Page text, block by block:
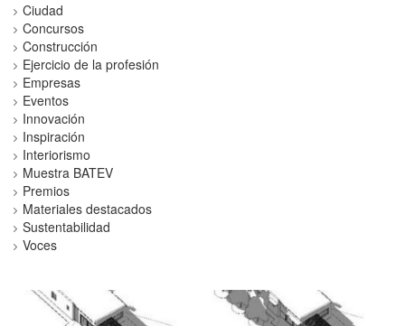
Ciudad
Concursos
Construcción
Ejercicio de la profesión
Empresas
Eventos
Innovación
Inspiración
Interiorismo
Muestra BATEV
Premios
Materiales destacados
Sustentabilidad
Voces